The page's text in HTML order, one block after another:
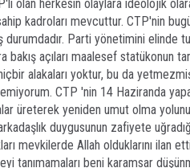
olan herkesin olaylara ideolojik
kadroları mevcuttur. CTP'nin
Parti yönetimini elinde
bakış açıları maalesef
alakaları yoktur, bu da
CTP 'nin 14 Haziranda
üreterek yeniden umut olma
duygusunun zafiyete
mevkilerde Allah olduklarını
tanımamaları beni karamsar